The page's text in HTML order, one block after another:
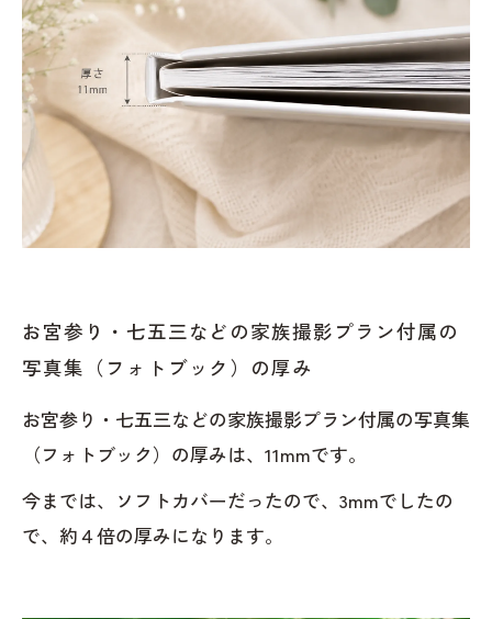
お宮参り・七五三などの家族撮影プラン付属の
写真集（フォトブック）の厚み
お宮参り・七五三などの家族撮影プラン付属の写真集
（フォトブック）の厚みは、11mmです。
今までは、ソフトカバーだったので、3mmでしたの
で、約４倍の厚みになります。